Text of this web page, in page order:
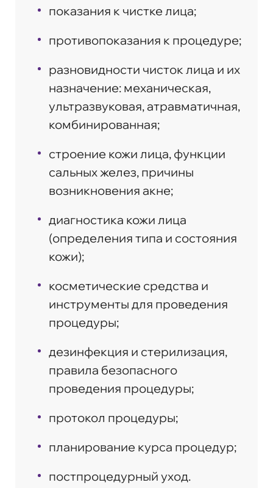
показания к чистке лица;
противопоказания к процедуре;
разновидности чисток лица и их
назначение: механическая,
ультразвуковая, атравматичная,
комбинированная;
строение кожи лица, функции
сальных желез, причины
возникновения акне;
диагностика кожи лица
(определения типа и состояния
кожи);
косметические средства и
инструменты для проведения
процедуры;
дезинфекция и стерилизация,
правила безопасного
проведения процедуры;
протокол процедуры;
планирование курса процедур;
постпроцедурный уход.